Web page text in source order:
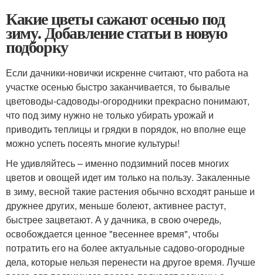
Какие цветы сажают осенью под
зиму. Добавление статьи в новую
подборку
Если дачники-новички искренне считают, что работа на
участке осенью быстро заканчивается, то бывалые
цветоводы-садоводы-огородники прекрасно понимают,
что под зиму нужно не только убирать урожай и
приводить теплицы и грядки в порядок, но вполне еще
можно успеть посеять многие культуры!
Не удивляйтесь – именно подзимний посев многих
цветов и овощей идет им только на пользу. Закаленные
в зиму, весной такие растения обычно всходят раньше и
дружнее других, меньше болеют, активнее растут,
быстрее зацветают. А у дачника, в свою очередь,
освобождается ценное "весеннее время", чтобы
потратить его на более актуальные садово-огородные
дела, которые нельзя перенести на другое время. Лучше